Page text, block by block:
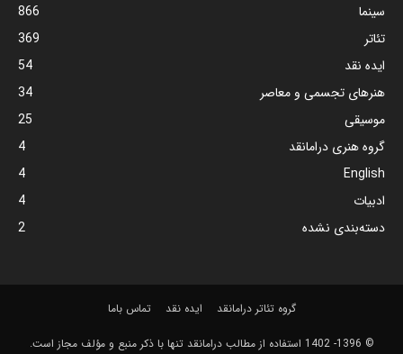
سینما
866
تئاتر
369
ایده نقد
54
هنرهای تجسمی و معاصر
34
موسیقی
25
گروه هنری درامانقد
4
English
4
ادبیات
4
دسته‌بندی نشده
2
گروه تئاتر درامانقد ایده نقد تماس باما
© 1396- 1402 استفاده از مطالب درامانقد تنها با ذکر منبع و مؤلف مجاز است.